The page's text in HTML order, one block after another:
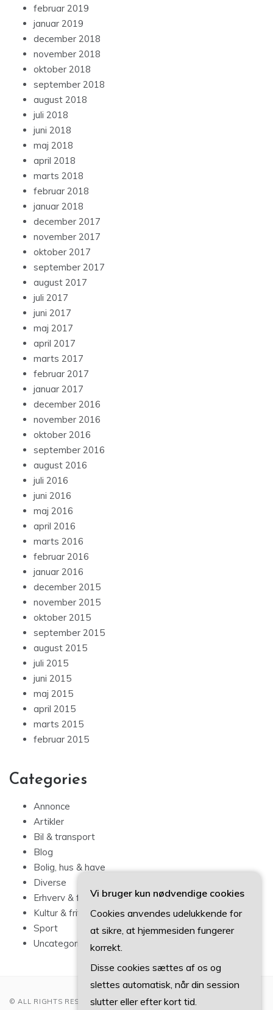
februar 2019
januar 2019
december 2018
november 2018
oktober 2018
september 2018
august 2018
juli 2018
juni 2018
maj 2018
april 2018
marts 2018
februar 2018
januar 2018
december 2017
november 2017
oktober 2017
september 2017
august 2017
juli 2017
juni 2017
maj 2017
april 2017
marts 2017
februar 2017
januar 2017
december 2016
november 2016
oktober 2016
september 2016
august 2016
juli 2016
juni 2016
maj 2016
april 2016
marts 2016
februar 2016
januar 2016
december 2015
november 2015
oktober 2015
september 2015
august 2015
juli 2015
juni 2015
maj 2015
april 2015
marts 2015
februar 2015
Categories
Annonce
Artikler
Bil & transport
Blog
Bolig, hus & have
Diverse
Erhverv & forbrug
Kultur & fritid
Sport
Uncategorized
© ALL RIGHTS RESERVED 2022
Vi bruger kun nødvendige cookies
Cookies anvendes udelukkende for
at sikre, at hjemmesiden fungerer
korrekt.
Disse cookies sættes af os og
slettes automatisk, når din session
slutter eller efter kort tid.